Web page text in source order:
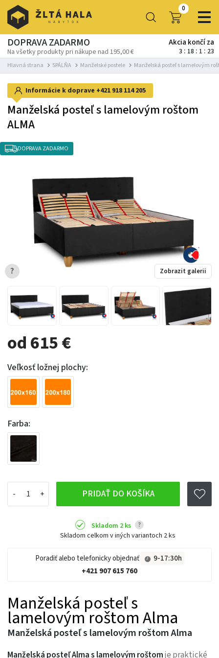
0
DOPRAVA ZADARMO
Na všetky produkty pri nákupe nad 195,00 €
Akcia končí za
3 18 1 21
Hlavná strana SPÁLŇA Manželské postele Manželská posteľ s lamelovým
od 615 €
Veľkosť ložnej plochy:
Farba:
PRIDAŤ DO KOŠÍKA
Skladom 2 ks ?
Skladom celkom v iných variantoch 2 ks
Poradiť alebo telefonicky objednať
9-17:30h
+421 907 615 760
Informácie k doprave +421 918 114 205
Manželská posteľ s lamelovým roštom
ALMA
DOPRAVA ZADARMO
Zobrazit galerii
?
Manželská posteľ s
lamelovým roštom Alma
Manželská posteľ s lamelovým roštom Alma
Manželská posteľ Alma s lamelovým roštomje praktické